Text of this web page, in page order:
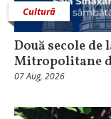
Cultură
Două secole
Mitropolitane
07 Aug, 2026